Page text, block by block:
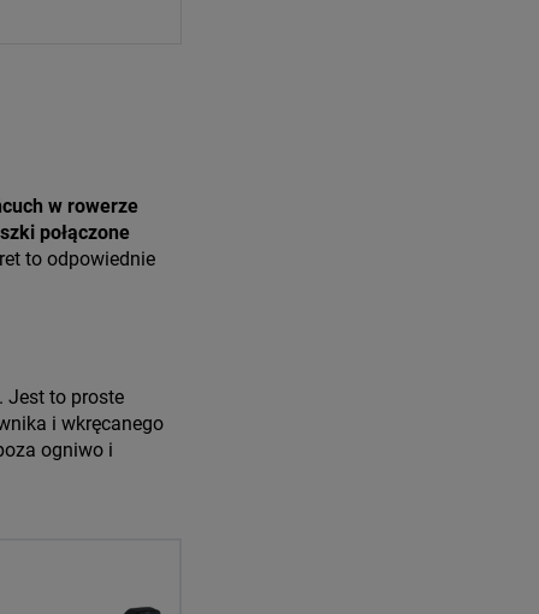
w rowerze
połączone
to odpowiednie
. Jest to proste
i wkręcanego
ogniwo i